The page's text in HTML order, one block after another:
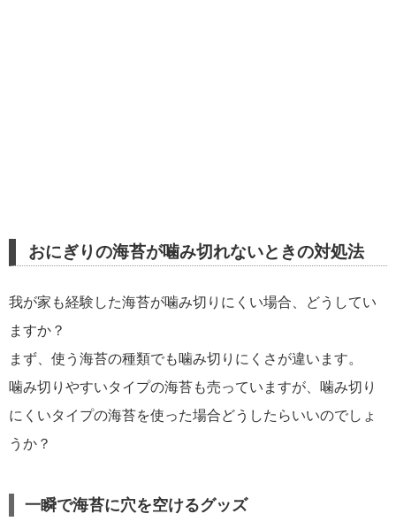
おにぎりの海苔が噛み切れないときの対処法
我が家も経験した海苔が噛み切りにくい場合、どうしてい
ますか？
まず、使う海苔の種類でも噛み切りにくさが違います。
噛み切りやすいタイプの海苔も売っていますが、噛み切り
にくいタイプの海苔を使った場合どうしたらいいのでしょ
うか？
一瞬で海苔に穴を空けるグッズ